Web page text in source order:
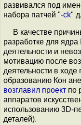
развивался под
набора патчей "-ck"
В качестве
разработке для
деятельности и
мотивацию после
деятельности в
образованию Кон
возглавил проект по
аппаратов
использованию 3D-
деталей).